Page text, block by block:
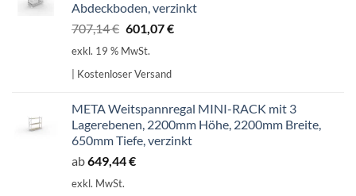
Abdeckboden, verzinkt
707,14€ Ursprünglicher
Preis
707,14 €
601,07€Aktueller
exkl. 19 % MwSt.
| Kostenloser Versand
META Weitspannregal MINI-RACK mit 3
Lagerebenen, 2200mm Höhe, 2200mm Breite,
650mm Tiefe, verzinkt
ab649,44€
exkl. MwSt.